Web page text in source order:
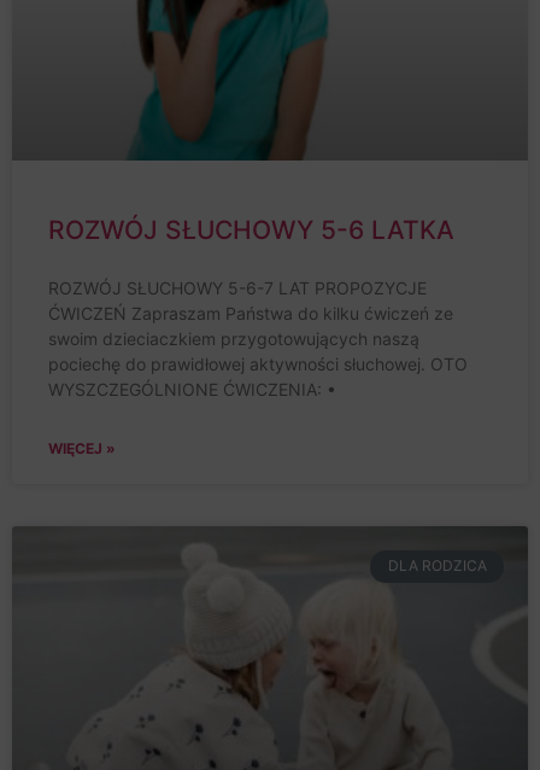
ROZWÓJ SŁUCHOWY 5-6 LATKA
ROZWÓJ SŁUCHOWY 5-6-7 LAT PROPOZYCJE
ĆWICZEŃ Zapraszam Państwa do kilku ćwiczeń ze
swoim dzieciaczkiem przygotowujących naszą
pociechę do prawidłowej aktywności słuchowej. OTO
WYSZCZEGÓLNIONE ĆWICZENIA: •
WIĘCEJ »
DLA RODZICA